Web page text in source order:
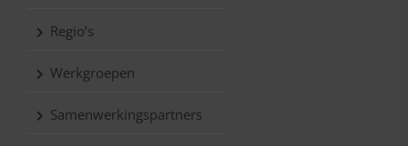
Regio’s
Werkgroepen
Samenwerkingspartners